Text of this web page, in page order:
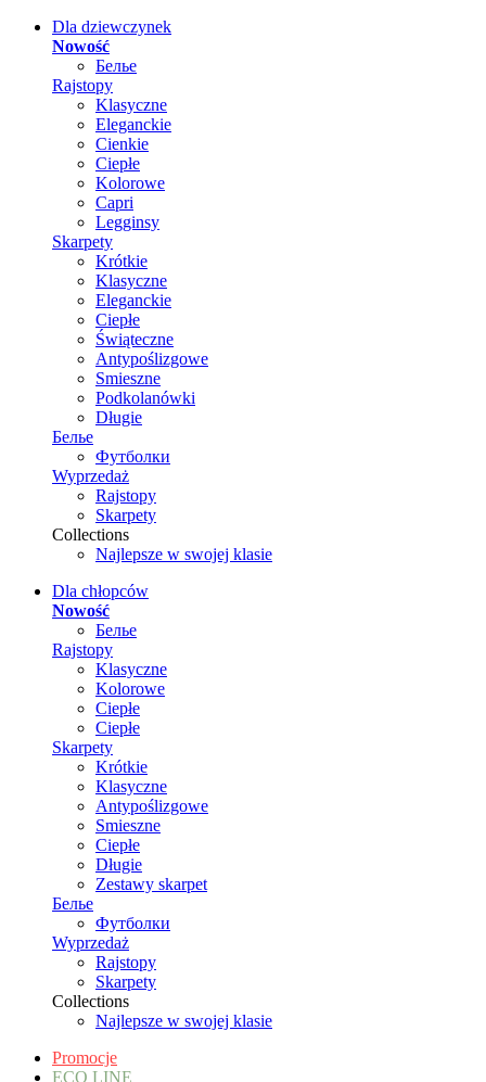
Dla dziewczynek
Nowość
Белье
Rajstopy
Klasyczne
Eleganckie
Cienkie
Ciepłe
Kolorowe
Capri
Legginsy
Skarpety
Krótkie
Klasyczne
Eleganckie
Ciepłe
Świąteczne
Antypoślizgowe
Smieszne
Podkolanówki
Długie
Белье
Футболки
Wyprzedaż
Rajstopy
Skarpety
Collections
Najlepsze w swojej klasie
Dla chłopców
Nowość
Белье
Rajstopy
Klasyczne
Kolorowe
Ciepłe
Ciepłe
Skarpety
Krótkie
Klasyczne
Antypoślizgowe
Smieszne
Ciepłe
Długie
Zestawy skarpet
Белье
Футболки
Wyprzedaż
Rajstopy
Skarpety
Collections
Najlepsze w swojej klasie
Promocje
ECO LINE